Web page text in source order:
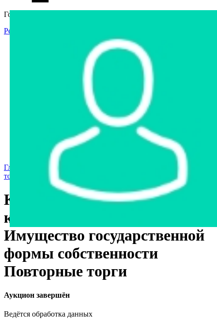
Гостевой доступ
Регистрация
Интернет-магазин
Интернет-витрина
Арестованное имущество
Реестр несостоявшихся торгов
Реестр переоценок
Государственное имущество
Главная страница
торгов
Станки и оборудование
КВК-1-09 Комплекс
кормоуборочный-подборщик
Имущество государственной
формы собственности
Повторные торги
Аукцион завершён
Ведётся обработка данных